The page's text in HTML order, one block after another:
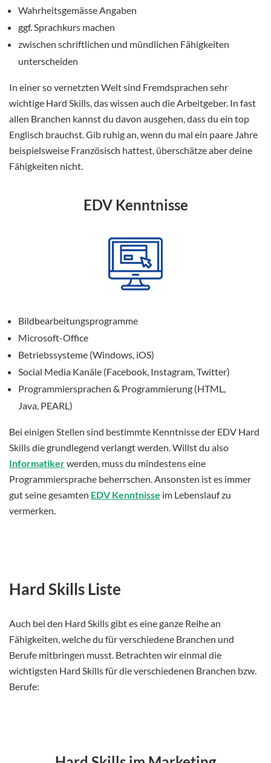
Wahrheitsgemässe Angaben
ggf. Sprachkurs machen
zwischen schriftlichen und mündlichen Fähigkeiten
unterscheiden
In einer so vernetzten Welt sind Fremdsprachen sehr
wichtige Hard Skills, das wissen auch die Arbeitgeber. In fast
allen Branchen kannst du davon ausgehen, dass du ein top
Englisch brauchst. Gib ruhig an, wenn du mal ein paare Jahre
beispielsweise Französisch hattest, überschätze aber deine
Fähigkeiten nicht.
EDV Kenntnisse
Bildbearbeitungsprogramme
Microsoft-Office
Betriebssysteme (Windows, iOS)
Social Media Kanäle (Facebook, Instagram, Twitter)
Programmiersprachen & Programmierung (HTML,
Java, PEARL)
Bei einigen Stellen sind bestimmte Kenntnisse der EDV Hard
Skills die grundlegend verlangt werden. Willst du also
Informatikerwerden, muss du mindestens eine
Programmiersprache beherrschen. Ansonsten ist es immer
gut seine gesamten EDV Kenntnisse im Lebenslauf zu
vermerken.
Hard Skills Liste
Auch bei den Hard Skills gibt es eine ganze Reihe an
Fähigkeiten, welche du für verschiedene Branchen und
Berufe mitbringen musst. Betrachten wir einmal die
wichtigsten Hard Skills für die verschiedenen Branchen bzw.
Berufe: